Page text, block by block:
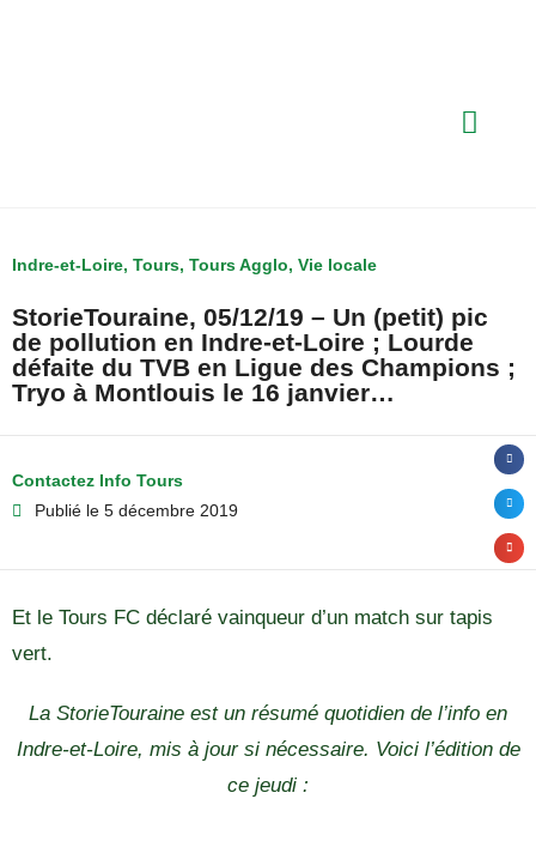
Indre-et-Loire, Tours, Tours Agglo, Vie locale
StorieTouraine, 05/12/19 – Un (petit) pic
de pollution en Indre-et-Loire ; Lourde
défaite du TVB en Ligue des Champions ;
Tryo à Montlouis le 16 janvier…
Contactez Info Tours
Publié le 5 décembre 2019
Et le Tours FC déclaré vainqueur d’un match sur tapis
vert.
La StorieTouraine est un résumé quotidien de l’info en
Indre-et-Loire, mis à jour si nécessaire. Voici l’édition de
ce jeudi :